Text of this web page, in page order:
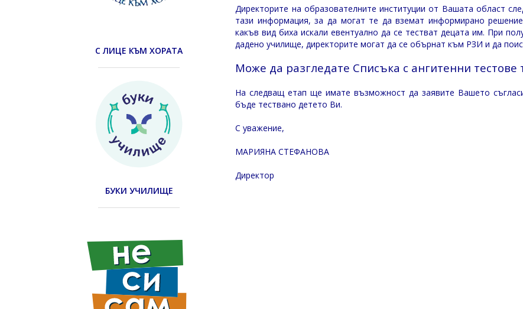
Директорите на образователните институции от Вашата област
тази информация, за да могат те да вземат информирано
какъв вид биха искали евентуално да се тестват децата им. При
дадено училище, директорите могат да се обърнат към РЗИ и да
Може да разгледате Списъка с ангитенни тестове
На следващ етап ще имате възможност да заявите Вашето
бъде тествано детето Ви.
С уважение,
МАРИЯНА СТЕФАНОВА
Директор
С ЛИЦЕ КЪМ ХОРАТА
БУКИ УЧИЛИЩЕ